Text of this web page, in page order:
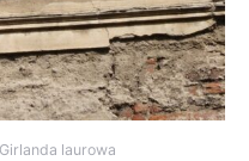
laurowa